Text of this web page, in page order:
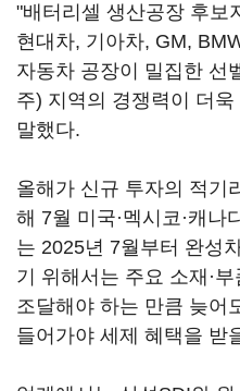
"배터리셀 생산공장 후보
현대차, 기아차, GM,
자동차 공장이 밀집한 선
주) 지역의 경쟁력이 더
말했다.
올해가 신규 투자의 적기
해 7월 미국·멕시코·캐나
는 2025년 7월부터 완성
기 위해서는 주요 소재·
조달해야 하는 만큼 늦어
들어가야 세제 혜택을 받